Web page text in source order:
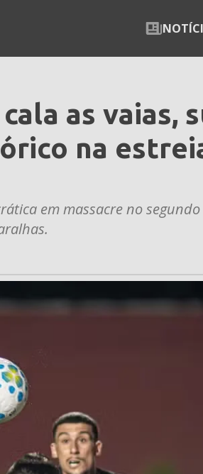
as vaias,
na
em massacre no